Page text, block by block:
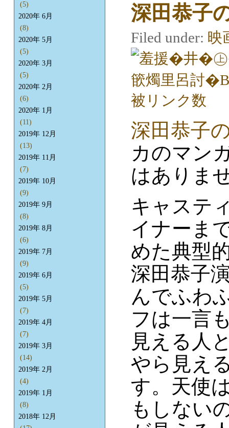
深田恭子
Filed under: 映
深田恭子
カのマン
はありま
キャステ
イナーま
めた典型
深田恭子
んでふわ
フは一言
見える人
やら見え
す。天使
もしない
(5)
2020年 6月
(8)
2020年 5月
(5)
2020年 3月
(5)
2020年 2月
(6)
2020年 1月
(11)
2019年 12月
(13)
2019年 11月
(7)
2019年 10月
(9)
2019年 9月
(8)
2019年 8月
(6)
2019年 7月
(9)
2019年 6月
(5)
2019年 5月
(7)
2019年 4月
(7)
2019年 3月
(14)
2019年 2月
(4)
2019年 1月
(8)
2018年 12月